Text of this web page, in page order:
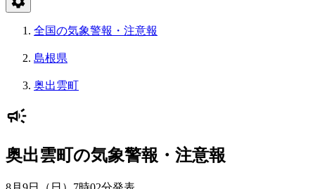
全国の気象警報・注意報
島根県
奥出雲町
奥出雲町の気象警報・注意報